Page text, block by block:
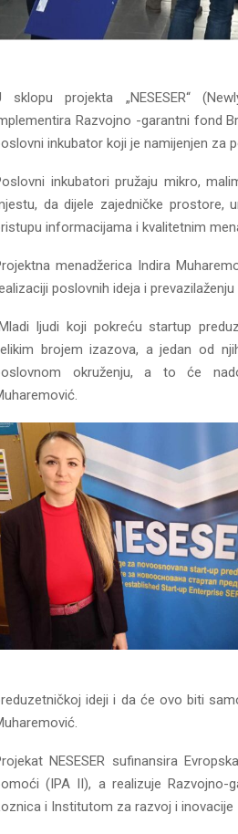
sklopu projekta „NESESER“
Razvojnо -garantni fond
inkubator koji je namijenjen za
inkubatori pružaju mikro,
da dijele zajedničke prostore,
informacijama i kvalitetnim
menadžerica Indira
poslovnih ideja i
ljudi koji pokreću startup
brojem izazova, a jedan od
okruženju, a to će
ideji i da će ovo biti
NESESER sufinansira
(IPA II), a realizuje
i Institutom za razvoj i inovacije